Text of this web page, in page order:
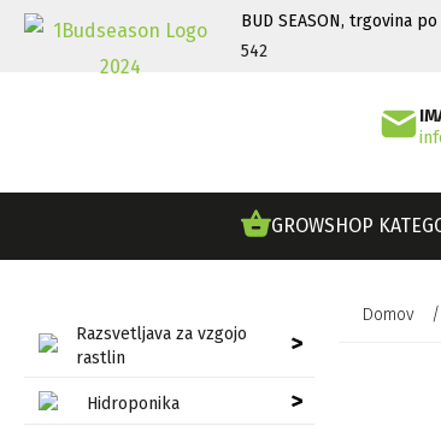
BUD SEASON, trgovina
542
GROWSHOP
Razsvetljava za vzgojo
rastlin
>
Hidroponika >
Domov /